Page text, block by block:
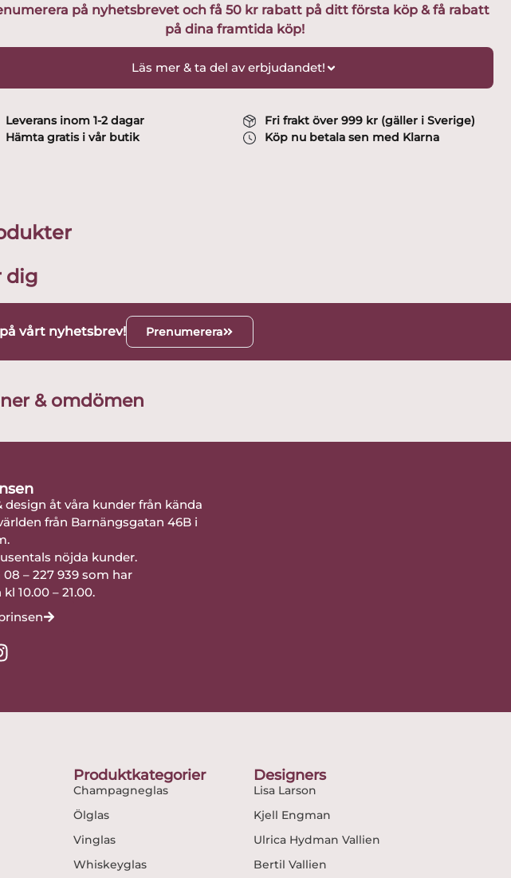
Vit
på nyhetsbrevet och få 50 kr rabatt på ditt första köp & få rabatt
på dina framtida köp!
Läs mer & ta del av erbjudandet!
Leverans inom 1-2 dagar
Hämta gratis i vår butik
Fri frakt över 999 kr (gäller i Sverige)
Köp nu betala sen med Klarna
dig
vårt nyhetsbrev! Prenumerera
& omdömen
åt våra kunder från kända
från Barnängsgatan 46B i
nöjda kunder.
– 227 939 som har
10.00 – 21.00.
Produktkategorier
Champagneglas
Ölglas
Vinglas
Whiskeyglas
Designers
Lisa Larson
Kjell Engman
Ulrica Hydman Vallien
Bertil Vallien